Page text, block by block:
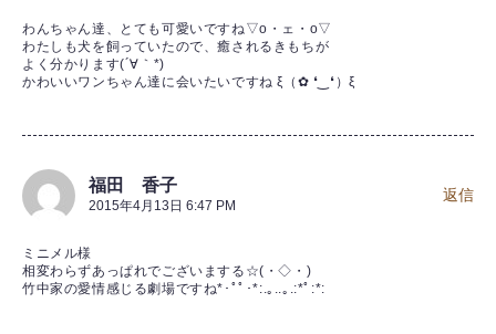
わんちゃん達、とても可愛いですね▽o・ェ・o▽
わたしも犬を飼っていたので、癒されるきもちが
よく分かります(´∀｀*)
かわいいワンちゃん達に会いたいですね ξ（✿ ❛‿❛）ξ
福田 香子
2015年4月13日 6:47 PM
ミニメル様
相変わらずあっぱれでございまする☆(・◇・)
竹中家の愛情感じる劇場ですね*･ﾟﾟ･*:.｡..｡.:*ﾟ:*:
返信